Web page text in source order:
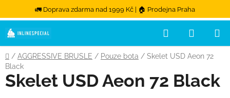
🚛 Doprava zdarma nad 1999 Kč | 🏠 Prodejna Praha
Přejít na obsah
Hledat
Domů
/ AGGRESSIVE BRUSLE / Pouze bota / Skelet USD Aeon 72
Black
Skelet USD Aeon 72 Black